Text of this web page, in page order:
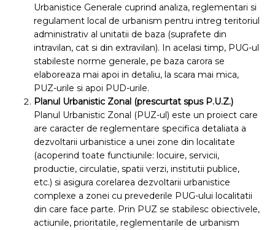
Urbanistice Generale cuprind analiza, reglementari si
regulament local de urbanism pentru intreg teritoriul
administrativ al unitatii de baza (suprafete din
intravilan, cat si din extravilan). In acelasi timp, PUG-ul
stabileste norme generale, pe baza carora se
elaboreaza mai apoi in detaliu, la scara mai mica,
PUZ-urile si apoi PUD-urile.
Planul Urbanistic Zonal (prescurtat spus P.U.Z.)
Planul Urbanistic Zonal (PUZ-ul) este un proiect care
are caracter de reglementare specifica detaliata a
dezvoltarii urbanistice a unei zone din localitate
(acoperind toate functiunile: locuire, servicii,
productie, circulatie, spatii verzi, institutii publice,
etc.) si asigura corelarea dezvoltarii urbanistice
complexe a zonei cu prevederile PUG-ului localitatii
din care face parte. Prin PUZ se stabilesc obiectivele,
actiunile, prioritatile, reglementarile de urbanism